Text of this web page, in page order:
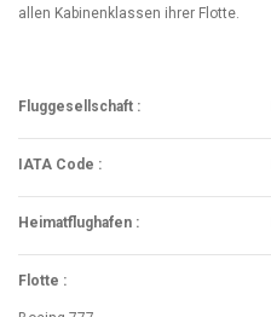
allen Kabinenklassen ihrer Flotte.
Fluggesellschaft :
IATA Code :
Heimatflughafen :
Flotte :